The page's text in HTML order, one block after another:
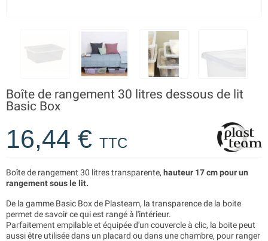
Boîte de rangement 30 litres dessous de lit
Basic Box
16,44 € TTC
Boîte de rangement 30 litres transparente, hauteur 17 cm pour un
rangement sous le lit.
De la gamme Basic Box de Plasteam, la transparence de la boite
permet de savoir ce qui est rangé à l'intérieur.
Parfaitement empilable et équipée d'un couvercle à clic, la boite peut
aussi être utilisée dans un placard ou dans une chambre, pour ranger